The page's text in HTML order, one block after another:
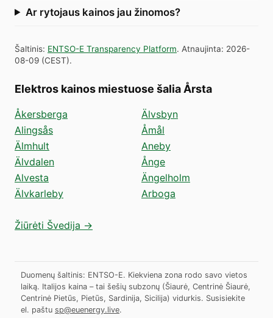
Ar rytojaus kainos jau žinomos?
Šaltinis: ENTSO-E Transparency Platform. Atnaujinta: 2026-
08-09 (CEST).
Elektros kainos miestuose šalia Årsta
Åkersberga
Alingsås
Älmhult
Älvdalen
Alvesta
Älvkarleby
Älvsbyn
Åmål
Aneby
Ånge
Ängelholm
Arboga
Žiūrėti Švedija →
Duomenų šaltinis: ENTSO-E. Kiekviena zona rodo savo vietos
laiką. Italijos kaina – tai šešių subzonų (Šiaurė, Centrinė Šiaurė,
Centrinė Pietūs, Pietūs, Sardinija, Sicilija) vidurkis. Susisiekite
el. paštu sp@euenergy.live.